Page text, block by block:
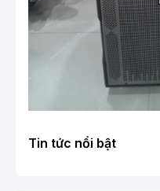
Tin tức nổi bật